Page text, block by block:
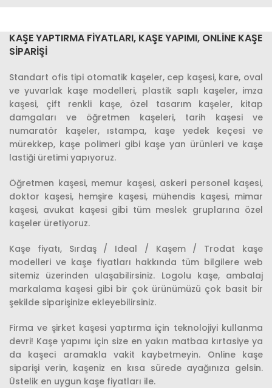
KAŞE YAPTIRMA FIYATLARI, KAŞE YAPIMI, ONLINE KAŞE
SIPARIŞI
Standart ofis tipi otomatik kaşeler, cep kaşesi, kare, oval
ve yuvarlak kaşe modelleri, plastik saplı kaşeler, imza
kaşesi, çift renkli kaşe, özel tasarım kaşeler, kitap
damgaları ve öğretmen kaşeleri, tarih kaşesi ve
numaratör kaşeler, ıstampa, kaşe yedek keçesi ve
mürekkep, kaşe polimeri gibi kaşe yan ürünleri ve kaşe
lastiği üretimi yapıyoruz.
Öğretmen kaşesi, memur kaşesi, askeri personel kaşesi,
doktor kaşesi, hemşire kaşesi, mühendis kaşesi, mimar
kaşesi, avukat kaşesi gibi tüm meslek gruplarına özel
kaşeler üretiyoruz.
Kaşe fiyatı, Sırdaş / Ideal / Kaşem / Trodat kaşe
modelleri ve kaşe fiyatları hakkında tüm bilgilere web
sitemiz üzerinden ulaşabilirsiniz. Logolu kaşe, ambalaj
markalama kaşesi gibi bir çok ürünümüzü çok basit bir
şekilde siparişinize ekleyebilirsiniz.
Firma ve şirket kaşesi yaptırma için teknolojiyi kullanma
devri! Kaşe yapımı için size en yakın matbaa kırtasiye ya
da kaşeci aramakla vakit kaybetmeyin. Online kaşe
siparişi verin, kaşeniz en kısa sürede ayağınıza gelsin.
Üstelik en uygun kaşe fiyatları ile.